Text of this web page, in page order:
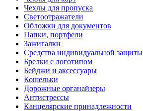
Чехлы для пропуска
Светоотражатели
Обложки для документов
Папки, портфели
Зажигалки
Средства индивидуальной защиты
Брелки с логотипом
Бейджи и аксессуары
Кошельки
Дорожные органайзеры
Антистрессы
Канцелярские принадлежности